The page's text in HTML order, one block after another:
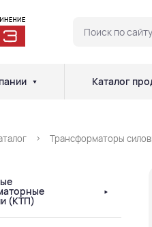
Каталог
Трансформаторы
(КТП)